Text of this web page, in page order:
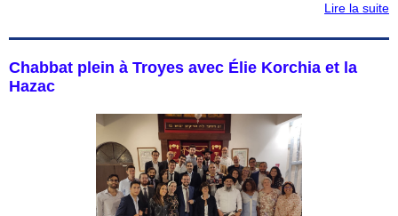
Lire la suite
Chabbat plein à Troyes avec Élie Korchia et la
Hazac